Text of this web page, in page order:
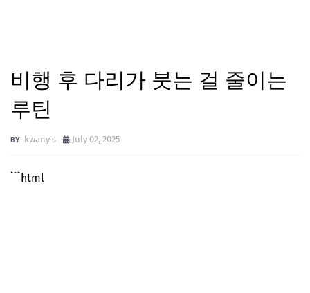
비행 후 다리가 붓는 걸 줄이는
루틴
kwany's July 02, 2025
```html